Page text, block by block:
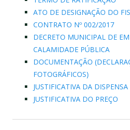
ATO DE DESIGNAÇÃO DO
CONTRATO Nº 002/2017
DECRETO MUNICIPAL DE
CALAMIDADE PÚBLICA
DOCUMENTAÇÃO
FOTOGRÁFICOS)
JUSTIFICATIVA DA DISPENSA
JUSTIFICATIVA DO PREÇO